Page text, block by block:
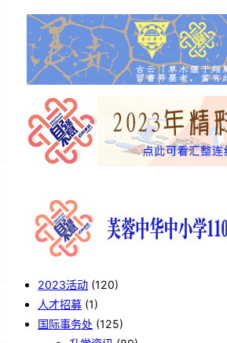
2023活动 (120)
人才招募 (1)
国际事务处 (125)